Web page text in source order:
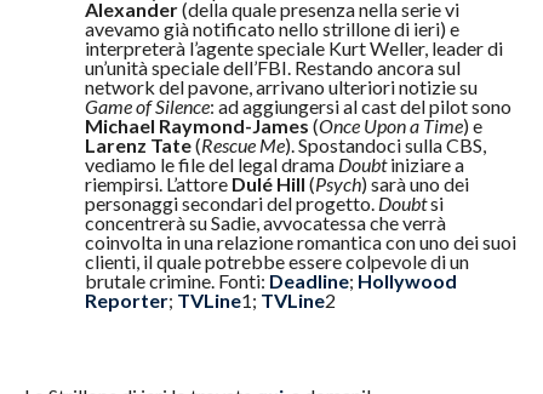
Alexander(della quale presenza nella serie vi
avevamo già notificato nello strillone di ieri) e
interpreterà l’agente speciale Kurt Weller, leader di
un’unità speciale dell’FBI. Restando ancora sul
network del pavone, arrivano ulteriori notizie su
Game of Silence: ad aggiungersi al cast del pilot sono
Michael Raymond-James (Once Upon a Time) e
Larenz Tate(Rescue Me). Spostandoci sulla CBS,
vediamo le file del legal drama Doubtiniziare a
riempirsi. L’attore Dulé Hill (Psych) sarà uno dei
personaggi secondari del progetto. Doubtsi
concentrerà su Sadie, avvocatessa che verrà
coinvolta in una relazione romantica con uno dei suoi
clienti, il quale potrebbe essere colpevole di un
brutale crimine. Fonti: Deadline; Hollywood
Reporter; TVLine1; TVLine2